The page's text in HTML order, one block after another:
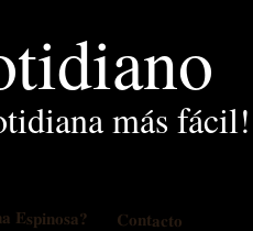
más fácil!
Espinosa? Contacto